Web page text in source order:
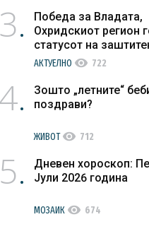
3
Победа за Владата,
Охридскиот регион
статусот на
културно наследство
АКТУЕЛНО visibility 722
4
Зошто „летните“
поздрави?
ЖИВОТvisibility 712
5
Дневен хороскоп:
Јули 2026 година
МОЗАИК visibility 674